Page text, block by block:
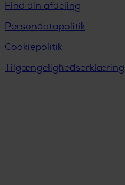
Find din afdeling
Persondatapolitik
Cookiepolitik
Tilgængelighedserklæring